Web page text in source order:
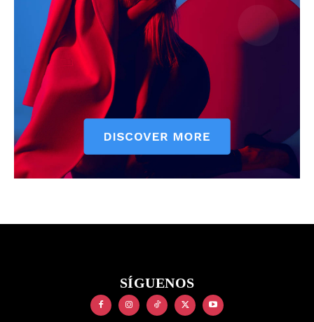
SÍGUENOS